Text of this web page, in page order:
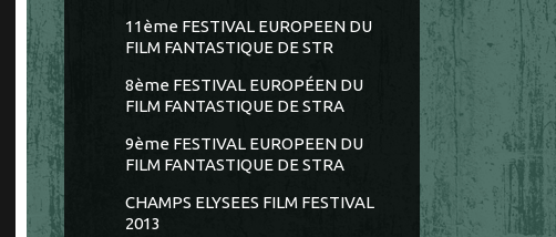
11ème FESTIVAL EUROPEEN DU
FILM FANTASTIQUE DE STR
8ème FESTIVAL EUROPÉEN DU
FILM FANTASTIQUE DE STRA
9ème FESTIVAL EUROPEEN DU
FILM FANTASTIQUE DE STRA
CHAMPS ELYSEES FILM FESTIVAL
2013